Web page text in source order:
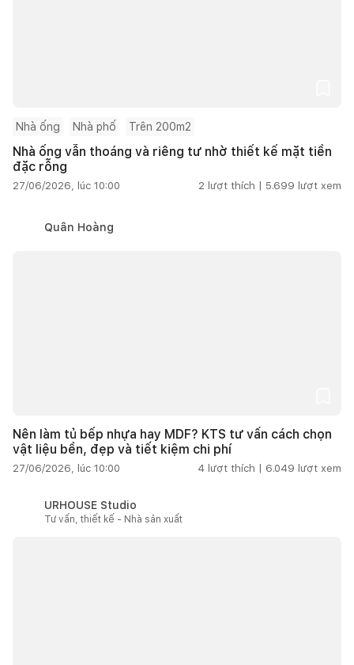
Nhà ống Nhà phố Trên 200m2
Nhà ống vẫn thoáng và riêng tư nhờ thiết kế mặt tiền
đặc rỗng
27/06/2026, lúc 10:00 2 lượt thích | 5.699 lượt xem
Quân Hoàng
Nên làm tủ bếp nhựa hay MDF? KTS tư vấn cách chọn
vật liệu bền, đẹp và tiết kiệm chi phí
27/06/2026, lúc 10:00 4 lượt thích | 6.049 lượt xem
URHOUSE Studio
Tư vấn, thiết kế - Nhà sản xuất